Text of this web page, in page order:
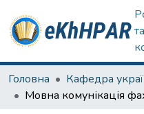
та
Головна